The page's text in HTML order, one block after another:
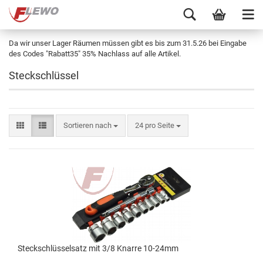
Da wir unser Lager Räumen müssen gibt es bis zum 31.5.26 bei Eingabe
des Codes "Rabatt35" 35% Nachlass auf alle Artikel.
Steckschlüssel
Sortieren nach 24 pro Seite
Steckschlüsselsatz mit 3/8 Knarre 10-24mm